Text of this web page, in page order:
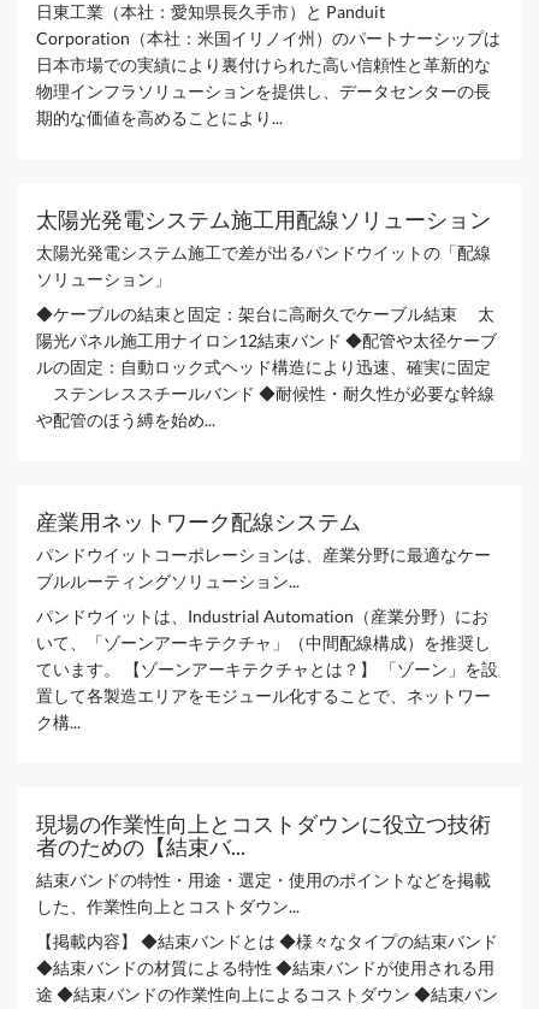
日東工業（本社：愛知県長久手市）と Panduit
Corporation（本社：米国イリノイ州）のパートナーシップは
日本市場での実績により裏付けられた高い信頼性と革新的な
物理インフラソリューションを提供し、データセンターの長
期的な価値を高めることにより...
太陽光発電システム施工用配線ソリューション
太陽光発電システム施工で差が出るパンドウイットの「配線
ソリューション」
◆ケーブルの結束と固定：架台に高耐久でケーブル結束 太
陽光パネル施工用ナイロン12結束バンド ◆配管や太径ケーブ
ルの固定：自動ロック式ヘッド構造により迅速、確実に固定
ステンレススチールバンド ◆耐候性・耐久性が必要な幹線
や配管のほう縛を始め...
産業用ネットワーク配線システム
パンドウイットコーポレーションは、産業分野に最適なケー
ブルルーティングソリューション...
パンドウイットは、Industrial Automation（産業分野）にお
いて、「ゾーンアーキテクチャ」（中間配線構成）を推奨し
ています。 【ゾーンアーキテクチャとは？】 「ゾーン」を設
置して各製造エリアをモジュール化することで、ネットワー
ク構...
現場の作業性向上とコストダウンに役立つ技術
者のための【結束バ...
結束バンドの特性・用途・選定・使用のポイントなどを掲載
した、作業性向上とコストダウン...
【掲載内容】 ◆結束バンドとは ◆様々なタイプの結束バンド
◆結束バンドの材質による特性 ◆結束バンドが使用される用
途 ◆結束バンドの作業性向上によるコストダウン ◆結束バン